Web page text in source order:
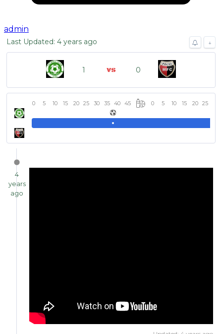
admin
Last Updated: 4 years ago ↓
1 0
0 5 10 15 20 25 30 35 40 45 0 5 10 15 20 25
4
years
ago